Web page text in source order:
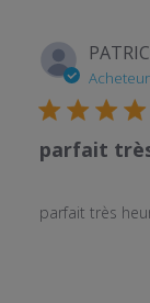
parfait
parfait très